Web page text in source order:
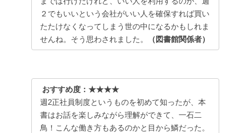
２でもいいという会社がいい人を確保すれば買い
たたけなくなってしまう世の中になるかもしれま
せんね。そう思わされました。
（図書館関係者）
おすすめ度：★★★★
週2正社員制度というものを初めて知ったが、本
書はお話を楽しみながら理解ができて、一石二
鳥！こんな働き方もあるのかと目から鱗だった。